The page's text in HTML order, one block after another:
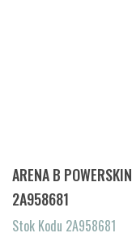
ARENA B
2A958681
Stok Kodu 2A958681